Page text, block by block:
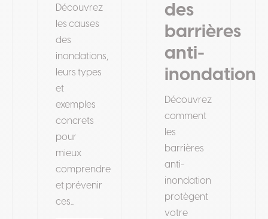
Découvrez
les causes
des
inondations,
leurs types
et
exemples
concrets
pour
mieux
comprendre
et prévenir
ces...
des
barrières
anti-
inondation
Découvrez
comment
les
barrières
anti-
inondation
protègent
votre